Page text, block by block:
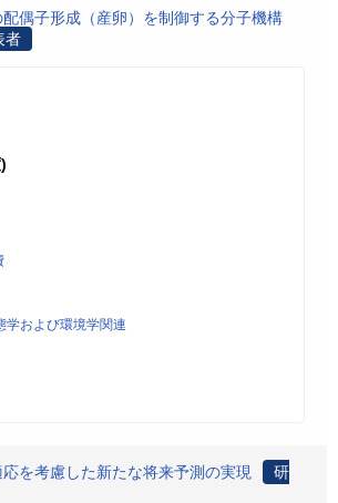
配偶子形成（産卵）を制御する分子機構
者
学および環境学関連
を考慮した新たな将来予測の実現
研